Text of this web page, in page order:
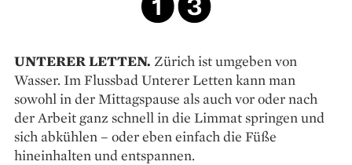
UNTERER LETTEN. Zürich ist umgeben von
Wasser. Im Flussbad Unterer Letten kann man
sowohl in der Mittagspause als auch vor oder nach
der Arbeit ganz schnell in die Limmat springen und
sich abkühlen – oder eben einfach die Füße
hineinhalten und entspannen.